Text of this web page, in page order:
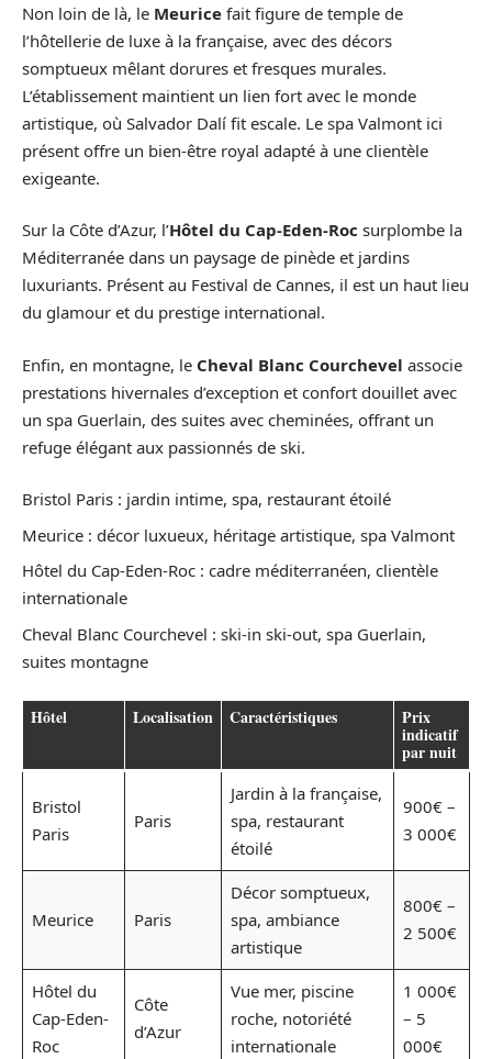
Non loin de là, le Meurice fait figure de temple de
l’hôtellerie de luxe à la française, avec des décors
somptueux mêlant dorures et fresques murales.
L’établissement maintient un lien fort avec le monde
artistique, où Salvador Dalí fit escale. Le spa Valmont ici
présent offre un bien-être royal adapté à une clientèle
exigeante.
Sur la Côte d’Azur, l’Hôtel du Cap-Eden-Roc surplombe la
Méditerranée dans un paysage de pinède et jardins
luxuriants. Présent au Festival de Cannes, il est un haut lieu
du glamour et du prestige international.
Enfin, en montagne, le Cheval Blanc Courchevel associe
prestations hivernales d’exception et confort douillet avec
un spa Guerlain, des suites avec cheminées, offrant un
refuge élégant aux passionnés de ski.
Bristol Paris : jardin intime, spa, restaurant étoilé
Meurice : décor luxueux, héritage artistique, spa Valmont
Hôtel du Cap-Eden-Roc : cadre méditerranéen, clientèle
internationale
Cheval Blanc Courchevel : ski-in ski-out, spa Guerlain,
suites montagne
Hôtel Localisation Caractéristiques Prix
indicatif
par nuit
Bristol
Paris
Paris
Jardin à la française,
spa, restaurant
étoilé
900€ –
3 000€
Meurice Paris
Décor somptueux,
spa, ambiance
artistique
800€ –
2 500€
Hôtel du
Cap-Eden-
Roc
Côte
d’Azur
Vue mer, piscine
roche, notoriété
internationale
1 000€
– 5
000€